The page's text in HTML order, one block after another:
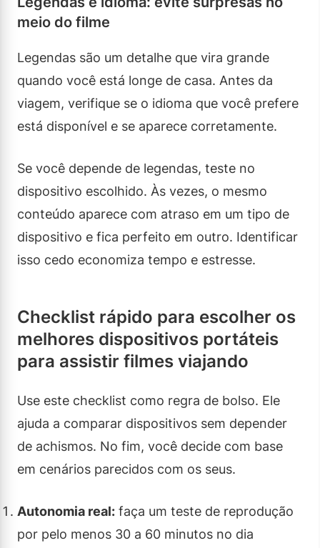
meio do filme
Legendas são um detalhe que vira grande
quando você está longe de casa. Antes da
viagem, verifique se o idioma que você prefere
está disponível e se aparece corretamente.
Se você depende de legendas, teste no
dispositivo escolhido. Às vezes, o mesmo
conteúdo aparece com atraso em um tipo de
dispositivo e fica perfeito em outro. Identificar
isso cedo economiza tempo e estresse.
Checklist rápido para escolher os
melhores dispositivos portáteis
para assistir filmes viajando
Use este checklist como regra de bolso. Ele
ajuda a comparar dispositivos sem depender
de achismos. No fim, você decide com base
em cenários parecidos com os seus.
Autonomia real: faça um teste de reprodução
por pelo menos 30 a 60 minutos no dia